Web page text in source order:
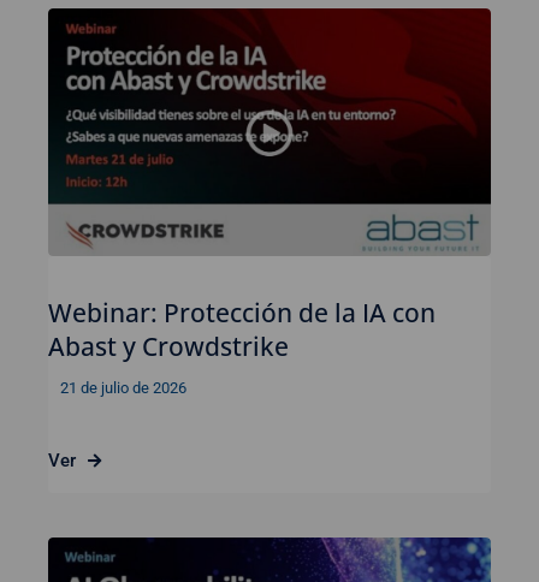
Webinar: Protección de la IA con
Abast y Crowdstrike
21 de julio de 2026
Ver